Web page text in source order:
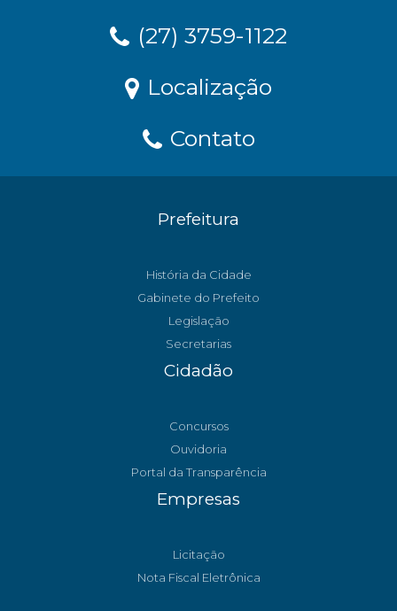
(27) 3759-1122
Localização
Contato
Prefeitura
História da Cidade
Gabinete do Prefeito
Legislação
Secretarias
Cidadão
Concursos
Ouvidoria
Portal da Transparência
Empresas
Licitação
Nota Fiscal Eletrônica